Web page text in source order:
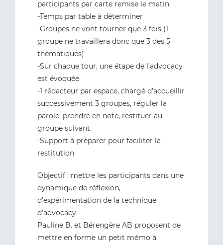
participants par carte remise le matin.
-Temps par table à déterminer
-Groupes ne vont tourner que 3 fois (1
groupe ne travaillera donc que 3 des 5
thématiques)
-Sur chaque tour, une étape de l’advocacy
est évoquée
-1 rédacteur par espace, chargé d’accueillir
successivement 3 groupes, réguler la
parole, prendre en note, restituer au
groupe suivant.
-Support à préparer pour faciliter la
restitution
Objectif : mettre les participants dans une
dynamique de réflexion,
d’expérimentation de la technique
d’advocacy
Pauline B. et Bérengère AB proposent de
mettre en forme un petit mémo à